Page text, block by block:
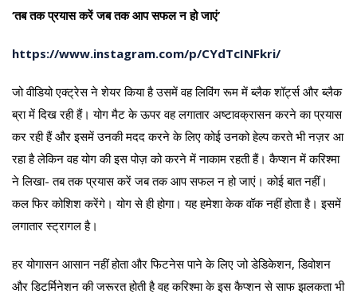
‘तब तक प्रयास करें जब तक आप सफल न हो जाएं’
https://www.instagram.com/p/CYdTcINFkri/
जो वीडियो एक्ट्रेस ने शेयर किया है उसमें वह लिविंग रूम में ब्लैक शॉर्ट्स और ब्लैक
ब्रा में दिख रही हैं। योग मैट के ऊपर वह लगातार अष्टावक्रासन करने का प्रयास
कर रही हैं और इसमें उनकी मदद करने के लिए कोई उनको हेल्प करते भी नज़र आ
रहा है लेकिन वह योग की इस पोज़ को करने में नाकाम रहती हैं। कैप्शन में करिश्मा
ने लिखा- तब तक प्रयास करें जब तक आप सफल न हो जाएं। कोई बात नहीं।
कल फिर कोशिश करेंगे। योग से ही होगा। यह हमेशा केक वॉक नहीं होता है। इसमें
लगातार स्ट्रागल है।
हर योगासन आसान नहीं होता और फिटनेस पाने के लिए जो डेडिकेशन, डिवोशन
और डिटर्मिनेशन की जरूरत होती है वह करिश्मा के इस कैप्शन से साफ झलकता भी